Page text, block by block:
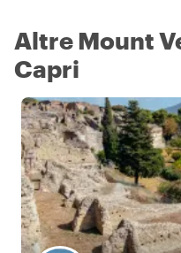
Altre Mount
Capri